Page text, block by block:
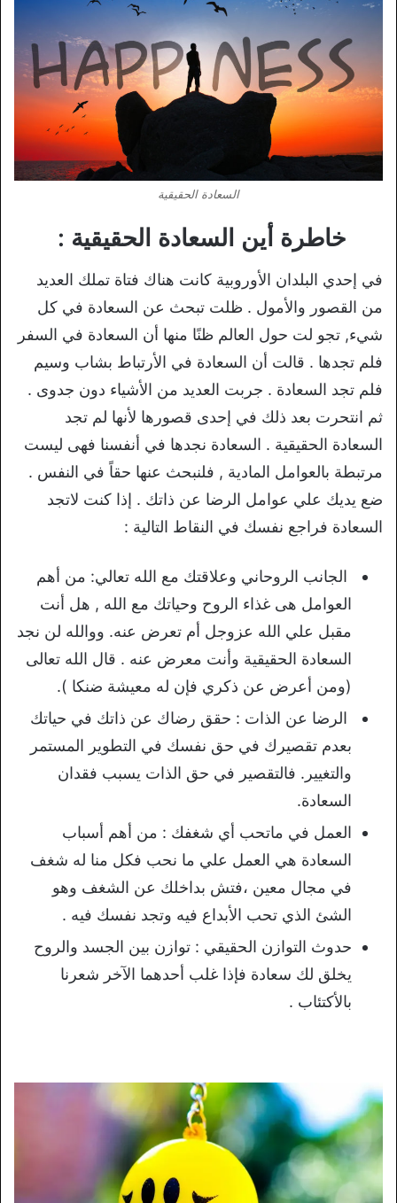
السعادة الحقيقية
خاطرة أين السعادة الحقيقية :
في إحدي البلدان الأوروبية كانت هناك فتاة تملك العديد
من القصور والأمول . ظلت تبحث عن السعادة في كل
شيء, تجو لت حول العالم ظنًا منها أن السعادة في السفر
فلم تجدها . قالت أن السعادة في الأرتباط بشاب وسيم
فلم تجد السعادة . جربت العديد من الأشياء دون جدوى .
ثم انتحرت بعد ذلك في إحدى قصورها لأنها لم تجد
السعادة الحقيقية . السعادة نجدها في أنفسنا فهى ليست
مرتبطة بالعوامل المادية , فلنبحث عنها حقاً في النفس .
ضع يديك علي عوامل الرضا عن ذاتك . إذا كنت لاتجد
السعادة فراجع نفسك في النقاط التالية :
الجانب الروحاني وعلاقتك مع الله تعالي: من أهم
العوامل هى غذاء الروح وحياتك مع الله , هل أنت
مقبل علي الله عزوجل أم تعرض عنه. ووالله لن نجد
السعادة الحقيقية وأنت معرض عنه . قال الله تعالى
(ومن أعرض عن ذكري فإن له معيشة ضنكا ).
الرضا عن الذات : حقق رضاك عن ذاتك في حياتك
بعدم تقصيرك في حق نفسك في التطوير المستمر
والتغيير. فالتقصير في حق الذات يسبب فقدان
السعادة.
العمل في ماتحب أي شغفك : من أهم أسباب
السعادة هي العمل علي ما نحب فكل منا له شغف
في مجال معين ،فتش بداخلك عن الشغف وهو
الشئ الذي تحب الأبداع فيه وتجد نفسك فيه .
حدوث التوازن الحقيقي : توازن بين الجسد والروح
يخلق لك سعادة فإذا غلب أحدهما الآخر شعرنا
بالأكتئاب .